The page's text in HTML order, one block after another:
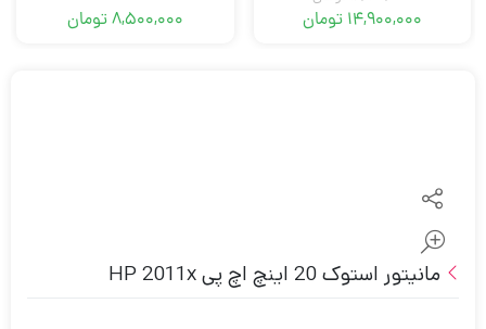
14,900,000 تومان 8,500,000تومان
مانیتور استوک 20 اینچ اچ پی HP 2011x